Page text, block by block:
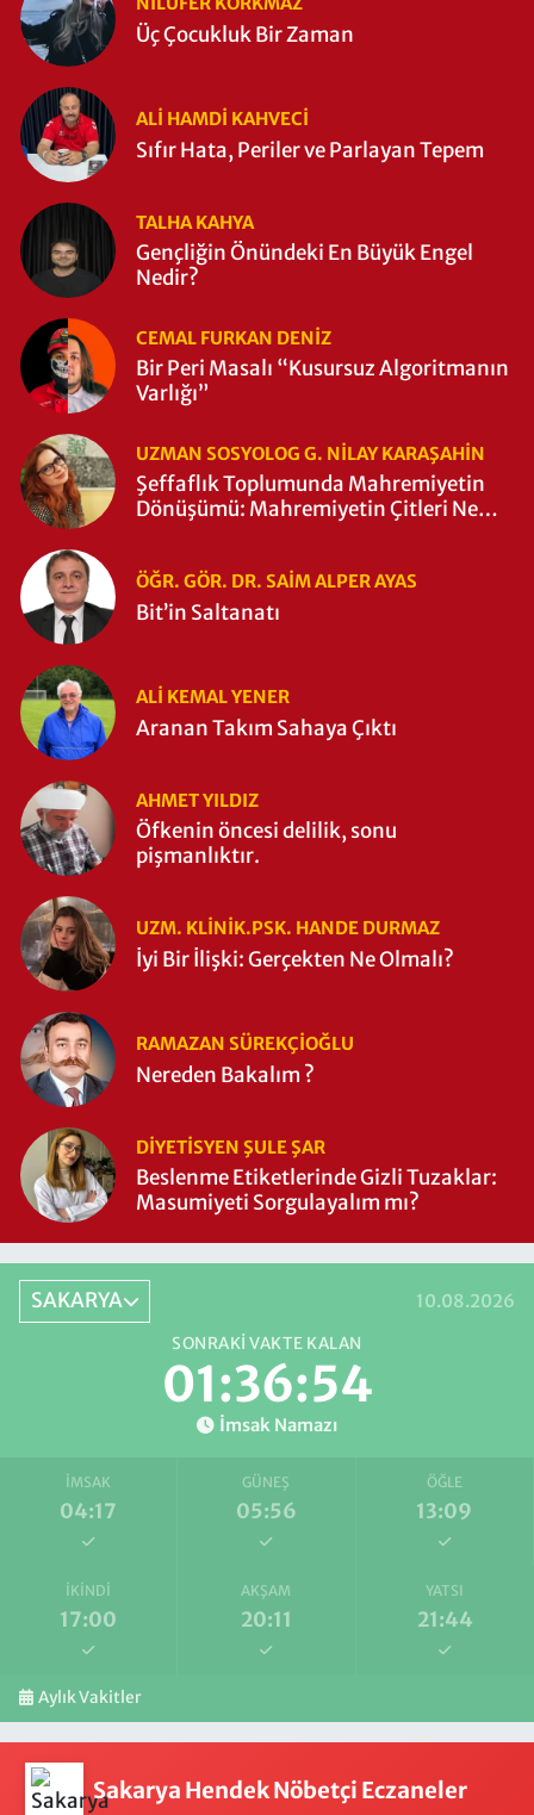
Üç Çocukluk Bir Zaman
ALI HAMDI KAHVECİ
Sıfır Hata, Periler ve Parlayan Tepem
TALHA KAHYA
Gençliğin Önündeki En Büyük Engel
Nedir?
CEMAL FURKAN DENİZ
Bir Peri Masalı “Kusursuz Algoritmanın
Varlığı”
UZMAN SOSYOLOG G. NILAY KARAŞAHİN
Şeffaflık Toplumunda Mahremiyetin
Dönüşümü: Mahremiyetin Çitleri Ne
ÖĞR. GÖR. DR. SAIM ALPER AYAS
Bit’in Saltanatı
ALI KEMAL YENER
Aranan Takım Sahaya Çıktı
AHMET YILDIZ
Öfkenin öncesi delilik, sonu
pişmanlıktır.
UZM. KLINIK.PSK. HANDE DURMAZ
İyi Bir İlişki: Gerçekten Ne Olmalı?
RAMAZAN SÜREKÇIOĞLU
Nereden Bakalım ?
DIYETISYEN ŞULE ŞAR
Beslenme Etiketlerinde Gizli Tuzaklar:
Masumiyeti Sorgulayalım mı?
SAKARYA 10.08.2026
SONRAKI VAKTE KALAN
01:36:53
İmsak Namazı
İMSAK
04:17
GÜNEŞ
05:56
ÖĞLE
13:09
İKINDI
17:00
AKŞAM
20:11
YATSI
21:44
Aylık Vakitler
Sakarya Hendek Nöbetçi Eczaneler